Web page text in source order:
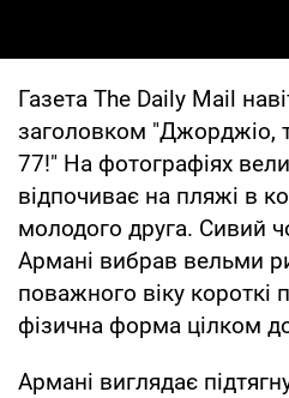
Газета The Daily Mail
заголовком "Джорджіо,
77!" На фотографіях
відпочиває на пляжі в
молодого друга. Сивий
Армані вибрав вельми
поважного віку короткі
фізична форма цілком
Армані виглядає